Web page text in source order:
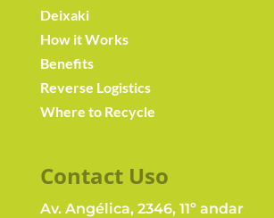
Deixaki
How it Works
Benefits
Reverse Logistics
Where to Recycle
Contact Uso
Av. Angélica, 2346, 11º andar